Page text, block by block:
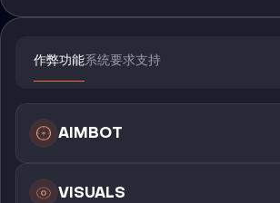
作弊功能系统要求支持
AIMBOT
VISUALS